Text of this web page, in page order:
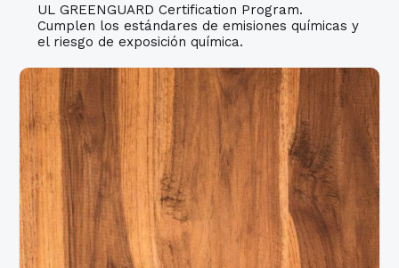
UL GREENGUARD Certification Program.
Cumplen los estándares de emisiones químicas y
el riesgo de exposición química.